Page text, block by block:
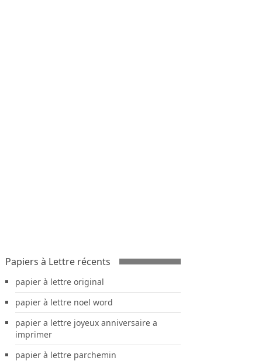
Papiers à Lettre récents
papier à lettre original
papier à lettre noel word
papier a lettre joyeux anniversaire a
imprimer
papier à lettre parchemin